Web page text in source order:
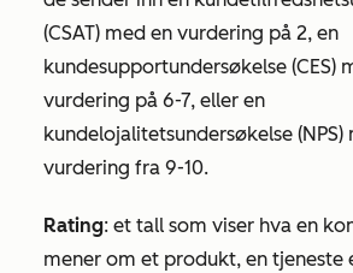
(CSAT) med en vurdering på 2, en
kundesupportundersøkelse (CES)
vurdering på 6-7, eller en
kundelojalitetsundersøkelse (NPS)
vurdering fra 9-10.
Rating: et tall som viser hva en
mener om et produkt, en tjeneste